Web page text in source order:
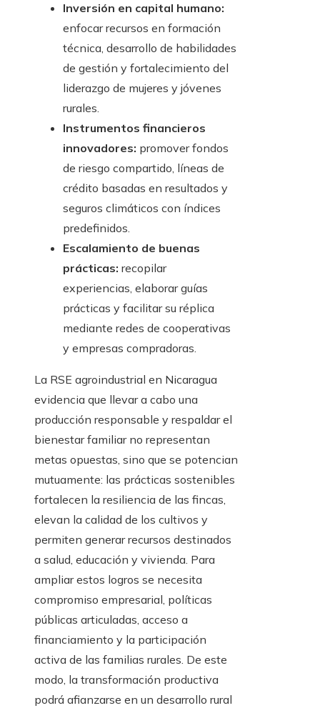
Inversión en capital humano:
enfocar recursos en formación
técnica, desarrollo de habilidades
de gestión y fortalecimiento del
liderazgo de mujeres y jóvenes
rurales.
Instrumentos financieros
innovadores: promover fondos
de riesgo compartido, líneas de
crédito basadas en resultados y
seguros climáticos con índices
predefinidos.
Escalamiento de buenas
prácticas: recopilar
experiencias, elaborar guías
prácticas y facilitar su réplica
mediante redes de cooperativas
y empresas compradoras.
La RSE agroindustrial en Nicaragua
evidencia que llevar a cabo una
producción responsable y respaldar el
bienestar familiar no representan
metas opuestas, sino que se potencian
mutuamente: las prácticas sostenibles
fortalecen la resiliencia de las fincas,
elevan la calidad de los cultivos y
permiten generar recursos destinados
a salud, educación y vivienda. Para
ampliar estos logros se necesita
compromiso empresarial, políticas
públicas articuladas, acceso a
financiamiento y la participación
activa de las familias rurales. De este
modo, la transformación productiva
podrá afianzarse en un desarrollo rural